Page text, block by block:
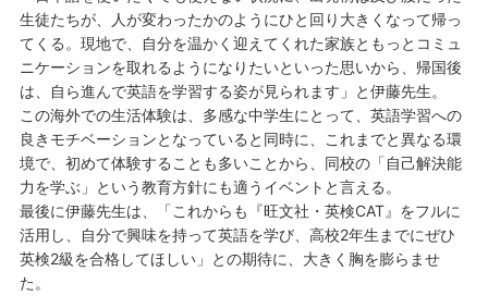
生徒たちが、人が変わったかのようにひと回り大きくなって帰っ
てくる。現地で、自分を温かく迎えてくれた家族ともっとコミュ
ニケーションを取れるようになりたいといった思いから、帰国後
は、自ら進んで英語を学習する姿が見られます」と伊藤先生。
この海外での生活体験は、多感な中学生にとって、英語学習への
良きモチベーションとなっていると同時に、これまでと異なる環
境で、初めて体験することも多いことから、同校の「自己解決能
力を学ぶ」という教育方針にも適うイベントと言える。
最後に伊藤先生は、「これからも『旺文社・英検CAT』をフルに
活用し、自分で興味を持って英語を学び、高校2年生までにぜひ
英検2級を合格してほしい」との期待に、大きく胸を膨らませ
た。